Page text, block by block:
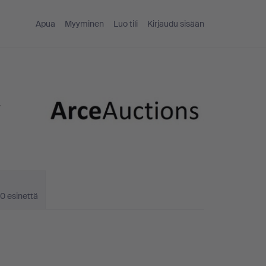
Apua Myyminen Luo tili Kirjaudu sisään
esinettä